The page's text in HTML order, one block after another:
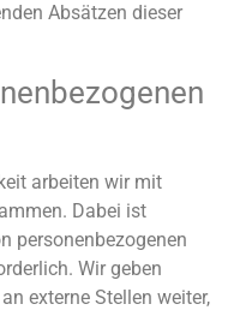
Absätzen dieser
arbeiten wir mit
Dabei ist
personenbezogenen
Wir geben
externe Stellen weiter,